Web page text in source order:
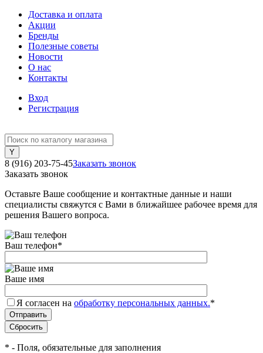
Доставка и оплата
Акции
Бренды
Полезные советы
Новости
О нас
Контакты
Вход
Регистрация
8 (916) 203-75-45Заказать звонок
Заказать звонок
Оставьте Ваше сообщение и контактные данные и наши
специалисты свяжутся с Вами в ближайшее рабочее время для
решения Вашего вопроса.
Ваш телефон*
Ваше имя
Я согласен на обработку персональных данных.*
* - Поля, обязательные для заполнения